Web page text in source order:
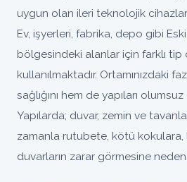
uygun olan ileri teknolojik
Ev, işyerleri, fabrika, depo gibi
bölgesindeki alanlar için farklı tip
kullanılmaktadır. Ortamınızdaki
sağlığını hem de yapıları
Yapılarda; duvar, zemin ve
zamanla rutubete, kötü kokulara,
duvarların zarar görmesine